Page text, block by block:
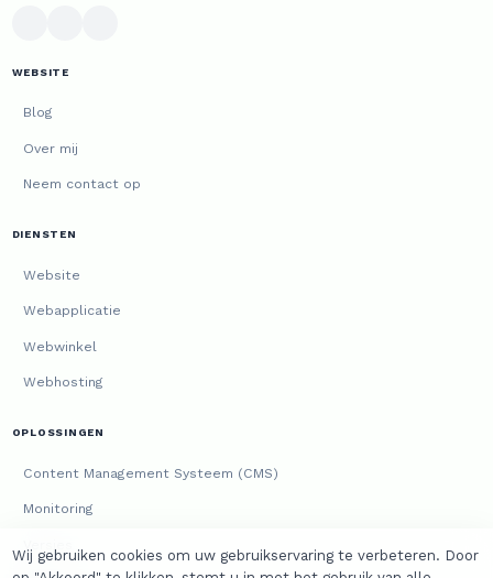
WEBSITE
Blog
Over mij
Neem contact op
DIENSTEN
Website
Webapplicatie
Webwinkel
Webhosting
OPLOSSINGEN
Content Management Systeem (CMS)
Monitoring
Wij gebruiken cookies om uw gebruikservaring te verbeteren. Door